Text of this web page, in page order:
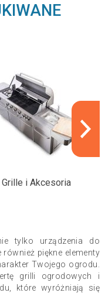
Grille i Akcesoria
tylko urządzenia do
piękne elementy
Twojego ogrodu.
grilli ogrodowych i
które wyróżniają się